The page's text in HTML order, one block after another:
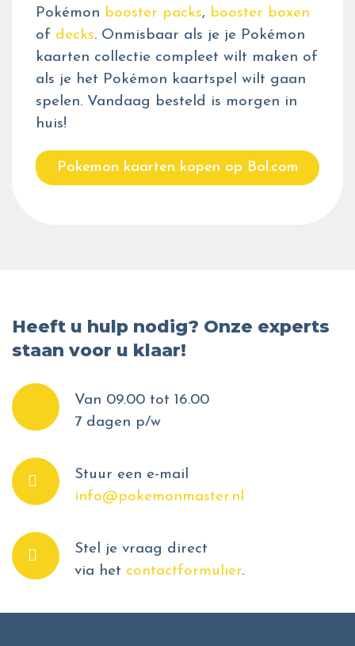
Pokémon booster packs, booster boxen
of decks. Onmisbaar als je je Pokémon
kaarten collectie compleet wilt maken of
als je het Pokémon kaartspel wilt gaan
spelen. Vandaag besteld is morgen in
huis!
Pokemon kaarten kopen op Bol.com
Heeft u hulp nodig? Onze experts
staan voor u klaar!
Van 09.00 tot 16.00
7 dagen p/w
Stuur een e-mail
info@pokemonmaster.nl
Stel je vraag direct
via het contactformulier.